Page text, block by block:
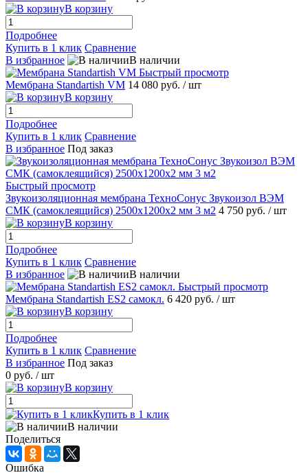
В корзину
Подробнее
Купить в 1 клик Сравнение
В избранное
В наличии
Быстрый просмотр
Мембрана Standartish VM 14 080 руб. / шт
В корзину
Подробнее
Купить в 1 клик Сравнение
В избранное Под заказ
Быстрый просмотр
Звукоизоляционная мембрана ТехноСонус Звукоизол ВЭМ
СМК (самоклеящийся) 2500x1200x2 мм 3 м2 4 750 руб. / шт
В корзину
Подробнее
Купить в 1 клик Сравнение
В избранное
В наличии
Быстрый просмотр
Мембрана Standartish ES2 самокл. 6 420 руб. / шт
В корзину
Подробнее
Купить в 1 клик Сравнение
В избранное Под заказ
0 руб. / шт
В корзину
Купить в 1 клик
В наличии
Поделиться
Ошибка